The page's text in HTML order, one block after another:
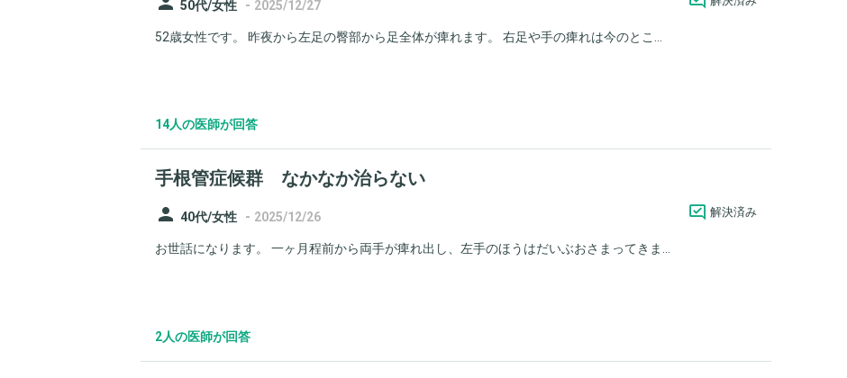
50代/女性 - 2025/12/27
52歳女性です。 昨夜から左足の臀部から足全体が痺れます。 右足や手の痺れは今のとこ...
14人の医師が回答
手根管症候群 なかなか治らない
person 40代/女性 - 2025/12/26 解決済み
お世話になります。 一ヶ月程前から両手が痺れ出し、左手のほうはだいぶおさまってきま...
2人の医師が回答